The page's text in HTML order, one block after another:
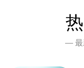
— 最